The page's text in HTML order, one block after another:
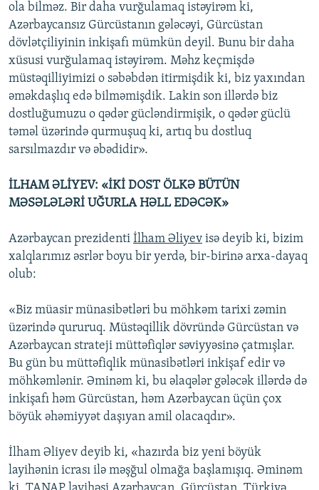
ola bilməz. Bir daha vurğulamaq istəyirəm ki,
Azərbaycansız Gürcüstanın gələcəyi, Gürcüstan
dövlətçiliyinin inkişafı mümkün deyil. Bunu bir daha
xüsusi vurğulamaq istəyirəm. Məhz keçmişdə
müstəqilliyimizi o səbəbdən itirmişdik ki, biz yaxından
əməkdaşlıq edə bilməmişdik. Lakin son illərdə biz
dostluğumuzu o qədər gücləndirmişik, o qədər güclü
təməl üzərində qurmuşuq ki, artıq bu dostluq
sarsılmazdır və əbədidir».
İLHAM ƏLİYEV: «İKİ DOST ÖLKƏ BÜTÜN
MƏSƏLƏLƏRİ UĞURLA HƏLL EDƏCƏK»
Azərbaycan prezidenti İlham Əliyev isə deyib ki, bizim
xalqlarımız əsrlər boyu bir yerdə, bir-birinə arxa-dayaq
olub:
«Biz müasir münasibətləri bu möhkəm tarixi zəmin
üzərində qururuq. Müstəqillik dövründə Gürcüstan və
Azərbaycan strateji müttəfiqlər səviyyəsinə çatmışlar.
Bu gün bu müttəfiqlik münasibətləri inkişaf edir və
möhkəmlənir. Əminəm ki, bu əlaqələr gələcək illərdə də
inkişafı həm Gürcüstan, həm Azərbaycan üçün çox
böyük əhəmiyyət daşıyan amil olacaqdır».
İlham Əliyev deyib ki, «hazırda biz yeni böyük
layihənin icrası ilə məşğul olmağa başlamışıq. Əminəm